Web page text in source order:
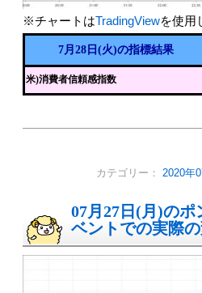
※チャートはTradingViewを使用
7月28日(火)の指標結果
米)消費者信頼感指数
カテゴリー： 2020年
07月27日(月)の
ベントでの実際